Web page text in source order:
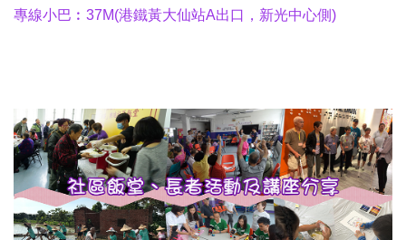
專線小巴︰37M(港鐵黃大仙站A出口，新光中心側)